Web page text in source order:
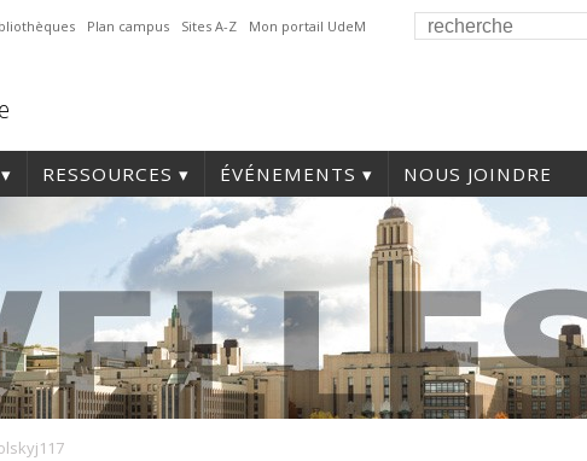
Plan campus Sites A-Z Mon portail UdeM
RESSOURCES ÉVÉNEMENTS NOUS JOINDRE